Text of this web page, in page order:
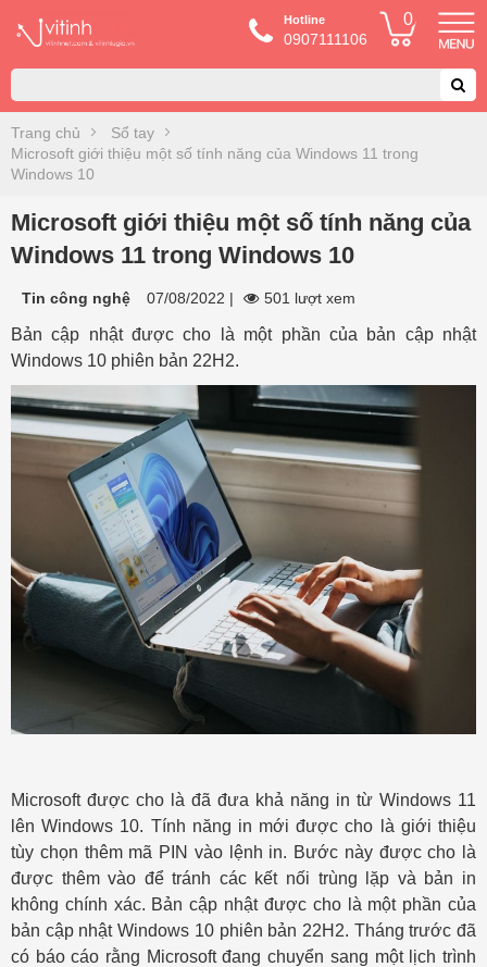
Hotline
0907111106
0
Trang chủ
Sổ tay
Microsoft giới thiệu một số tính năng của Windows 11 trong
Windows 10
Microsoft giới thiệu một số tính năng của
Windows 11 trong Windows 10
Tin công nghệ 07/08/2022 | 501 lượt xem
Bản cập nhật được cho là một phần của bản cập nhật
Windows 10 phiên bản 22H2.
Microsoft được cho là đã đưa khả năng in từ Windows 11
lên Windows 10. Tính năng in mới được cho là giới thiệu
tùy chọn thêm mã PIN vào lệnh in. Bước này được cho là
được thêm vào để tránh các kết nối trùng lặp và bản in
không chính xác. Bản cập nhật được cho là một phần của
bản cập nhật Windows 10 phiên bản 22H2. Tháng trước đã
có báo cáo rằng Microsoft đang chuyển sang một lịch trình